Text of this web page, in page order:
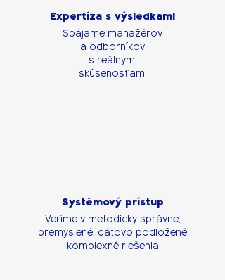
Expertíza s výsledkami
Spájame manažérov
a odborníkov
s reálnymi
skúsenosťami
Systémový prístup
Veríme v metodicky správne,
premyslené, dátovo podložené
komplexné riešenia